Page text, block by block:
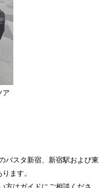
ア
バスタ新宿、新宿駅および東
ます。
方はガイドにご相談くださ